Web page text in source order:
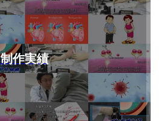
制作実績